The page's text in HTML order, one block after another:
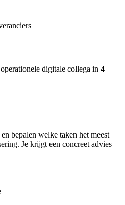
digitale collega in 4
bepalen welke taken het meest
Je krijgt een concreet advies